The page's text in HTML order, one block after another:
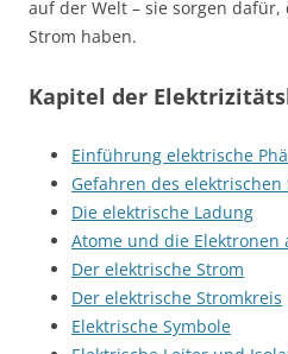
auf der Welt – sie sorgen
Strom haben.
Kapitel der
Einführung elektrische
Gefahren des elektrischen
Die elektrische Ladung
Atome und die Elektronen
Der elektrische Strom
Der elektrische Stromkreis
Elektrische Symbole